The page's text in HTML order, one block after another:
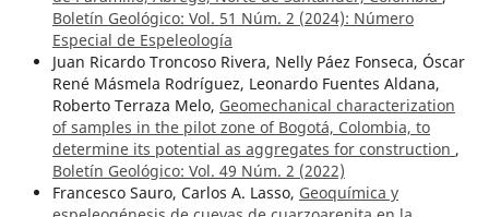
Boletín Geológico: Vol. 51 Núm. 2 (2024): Número
Especial de Espeleología
Juan Ricardo Troncoso Rivera, Nelly Páez Fonseca, Óscar
René Másmela Rodríguez, Leonardo Fuentes Aldana,
Roberto Terraza Melo, Geomechanical characterization
of samples in the pilot zone of Bogotá, Colombia, to
determine its potential as aggregates for construction ,
Boletín Geológico: Vol. 49 Núm. 2 (2022)
Francesco Sauro, Carlos A. Lasso, Geoquímica y